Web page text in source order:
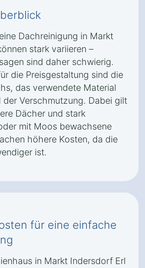
Dachreinigung in Markt
stark variieren –
sind daher schwierig.
die Preisgestaltung sind die
das verwendete Material
der Verschmutzung. Dabei gilt
Dächer und stark
mit Moos bewachsene
höhere Kosten, da die
ist.
für eine einfache
in Markt Indersdorf Erl